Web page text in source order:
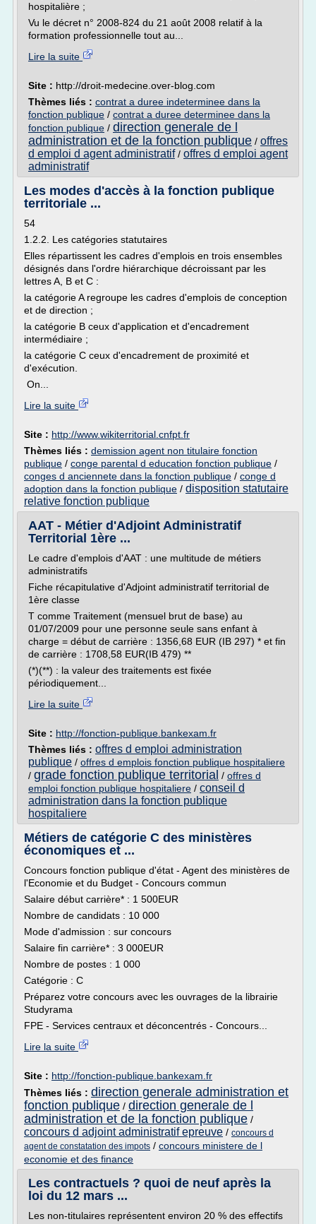
hospitalière ;
Vu le décret n° 2008-824 du 21 août 2008 relatif à la
formation professionnelle tout au...
Lire la suite
Site : http://droit-medecine.over-blog.com
Thèmes liés : contrat a duree indeterminee dans la
fonction publique / contrat a duree determinee dans la
fonction publique / direction generale de l
administration et de la fonction publique / offres
d emploi d agent administratif/ offres d emploi agent
administratif
Les modes d'accès à la fonction publique
territoriale ...
54
1.2.2. Les catégories statutaires
Elles répartissent les cadres d'emplois en trois ensembles
désignés dans l'ordre hiérarchique décroissant par les
lettres A, B et C :
la catégorie A regroupe les cadres d'emplois de conception
et de direction ;
la catégorie B ceux d'application et d'encadrement
intermédiaire ;
la catégorie C ceux d'encadrement de proximité et
d'exécution.
On...
Lire la suite
Site : http://www.wikiterritorial.cnfpt.fr
Thèmes liés : demission agent non titulaire fonction
publique / conge parental d education fonction publique /
conges d anciennete dans la fonction publique / conge d
adoption dans la fonction publique / disposition statutaire
relative fonction publique
AAT - Métier d'Adjoint Administratif
Territorial 1ère ...
Le cadre d'emplois d'AAT : une multitude de métiers
administratifs
Fiche récapitulative d'Adjoint administratif territorial de
1ère classe
T comme Traitement (mensuel brut de base) au
01/07/2009 pour une personne seule sans enfant à
charge = début de carrière : 1356,68 EUR (IB 297) * et fin
de carrière : 1708,58 EUR(IB 479) **
(*)(**) : la valeur des traitements est fixée
périodiquement...
Lire la suite
Site : http://fonction-publique.bankexam.fr
Thèmes liés : offres d emploi administration
publique / offres d emplois fonction publique hospitaliere
/ grade fonction publique territorial / offres d
emploi fonction publique hospitaliere / conseil d
administration dans la fonction publique
hospitaliere
Métiers de catégorie C des ministères
économiques et ...
Concours fonction publique d'état - Agent des ministères de
l'Economie et du Budget - Concours commun
Salaire début carrière* : 1 500EUR
Nombre de candidats : 10 000
Mode d'admission : sur concours
Salaire fin carrière* : 3 000EUR
Nombre de postes : 1 000
Catégorie : C
Préparez votre concours avec les ouvrages de la librairie
Studyrama
FPE - Services centraux et déconcentrés - Concours...
Lire la suite
Site : http://fonction-publique.bankexam.fr
Thèmes liés : direction generale administration et
fonction publique / direction generale de l
administration et de la fonction publique /
concours d adjoint administratif epreuve / concours d
agent de constatation des impots / concours ministere de l
economie et des finance
Les contractuels ? quoi de neuf après la
loi du 12 mars ...
Les non-titulaires représentent environ 20 % des effectifs